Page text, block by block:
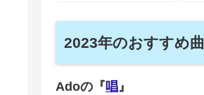
2023年のおすすめ曲
Adoの『唱』